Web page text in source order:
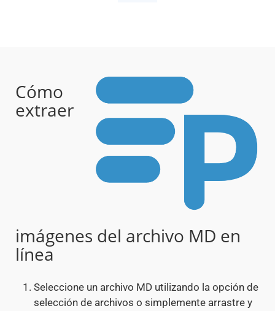
Cómo
extraer
imágenes del archivo MD en
línea
Seleccione un archivo MD utilizando la opción de
selección de archivos o simplemente arrastre y